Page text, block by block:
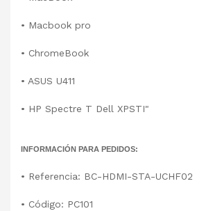
• Macbook pro
• ChromeBook
• ASUS U411
• HP Spectre T Dell XPSTI"
INFORMACIÓN PARA PEDIDOS:
• Referencia: BC-HDMI-STA-UCHF02
• Código: PC101